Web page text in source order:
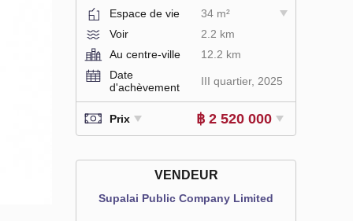
Espace de vie
34 m²
Voir
2.2 km
Au centre-ville
12.2 km
Date
d'achèvement
III quartier, 2025
Prix ฿ 2 520 000
VENDEUR
Supalai Public Company Limited